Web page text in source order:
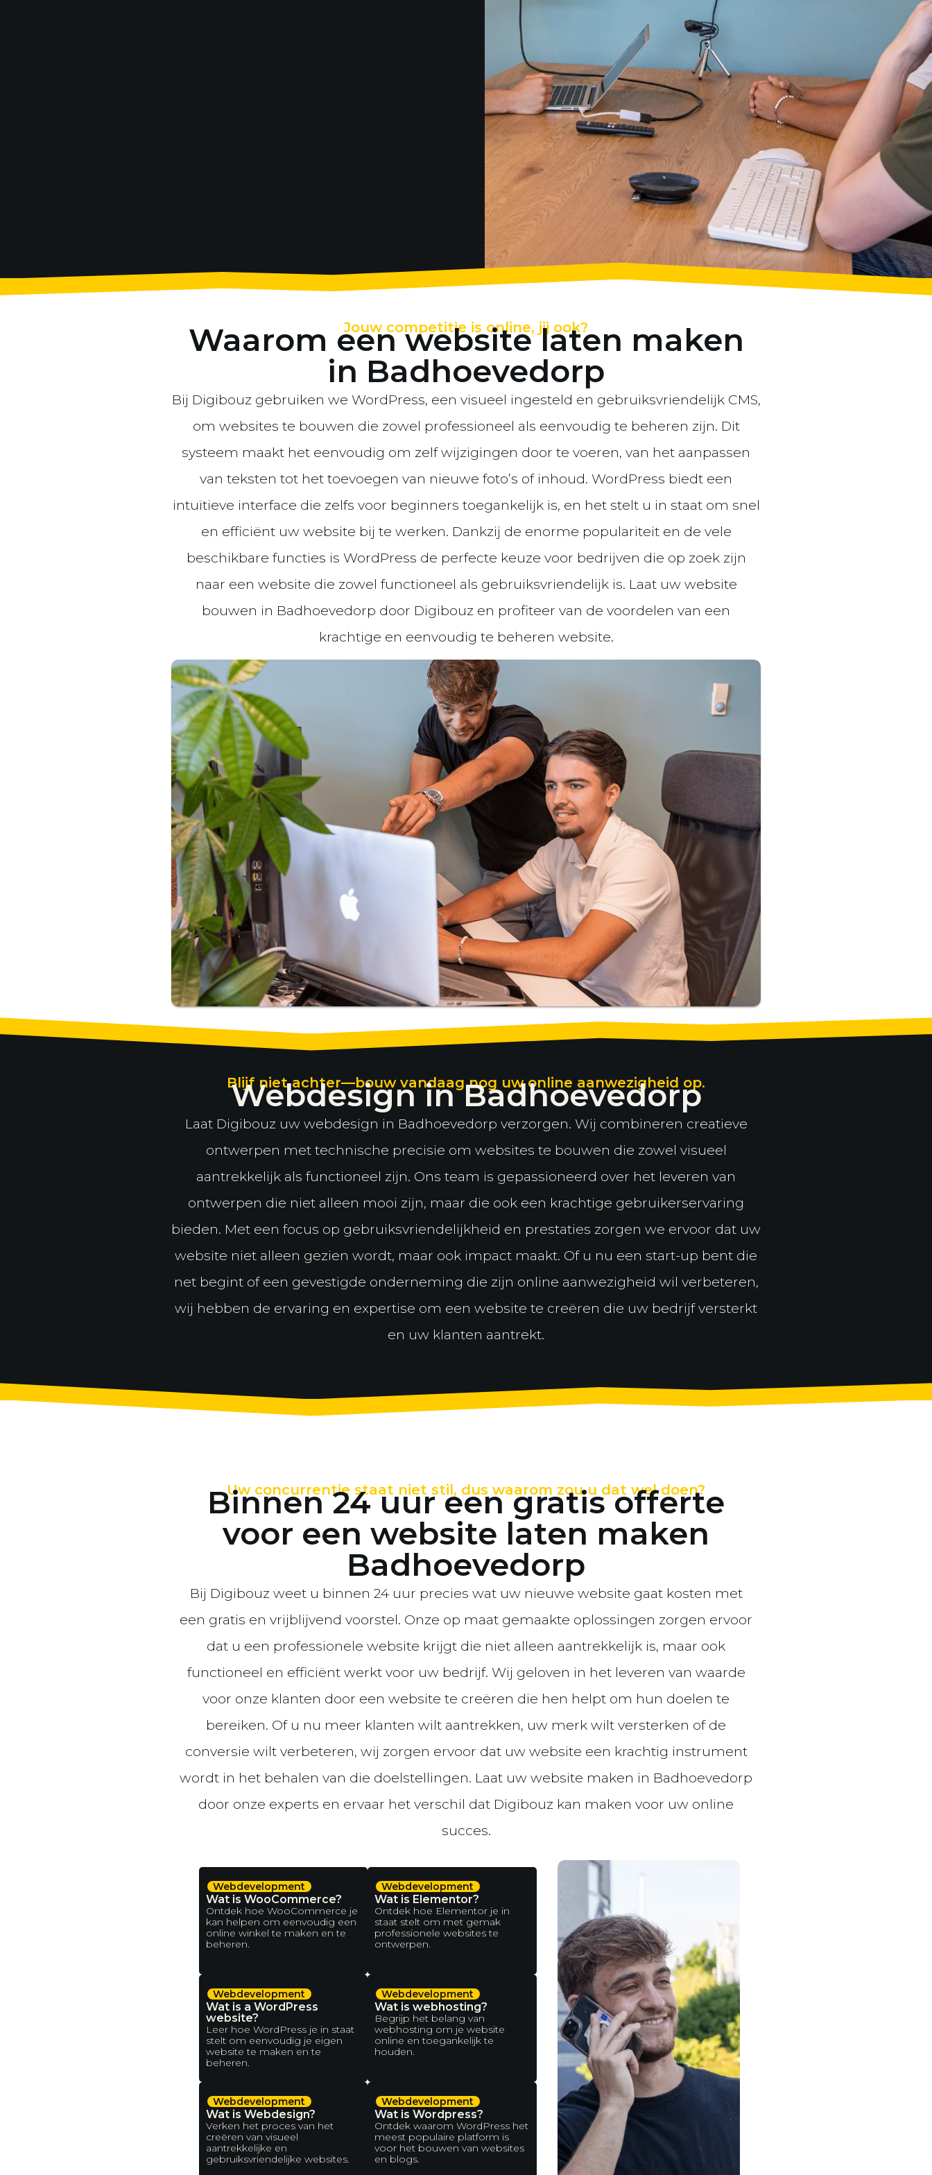
Jouw competitie is online, jij ook?
Waarom een website laten maken
in Badhoevedorp
Bij Digibouz gebruiken we WordPress, een visueel ingesteld en gebruiksvriendelijk CMS,
om websites te bouwen die zowel professioneel als eenvoudig te beheren zijn. Dit
systeem maakt het eenvoudig om zelf wijzigingen door te voeren, van het aanpassen
van teksten tot het toevoegen van nieuwe foto’s of inhoud. WordPress biedt een
intuïtieve interface die zelfs voor beginners toegankelijk is, en het stelt u in staat om snel
en efficiënt uw website bij te werken. Dankzij de enorme populariteit en de vele
beschikbare functies is WordPress de perfecte keuze voor bedrijven die op zoek zijn
naar een website die zowel functioneel als gebruiksvriendelijk is. Laat uw website
bouwen in Badhoevedorp door Digibouz en profiteer van de voordelen van een
krachtige en eenvoudig te beheren website.
Blijf niet achter—bouw vandaag nog uw online aanwezigheid op.
Webdesign in Badhoevedorp
Laat Digibouz uw webdesign in Badhoevedorp verzorgen. Wij combineren creatieve
ontwerpen met technische precisie om websites te bouwen die zowel visueel
aantrekkelijk als functioneel zijn. Ons team is gepassioneerd over het leveren van
ontwerpen die niet alleen mooi zijn, maar die ook een krachtige gebruikerservaring
bieden. Met een focus op gebruiksvriendelijkheid en prestaties zorgen we ervoor dat uw
website niet alleen gezien wordt, maar ook impact maakt. Of u nu een start-up bent die
net begint of een gevestigde onderneming die zijn online aanwezigheid wil verbeteren,
wij hebben de ervaring en expertise om een website te creëren die uw bedrijf versterkt
en uw klanten aantrekt.
Uw concurrentie staat niet stil, dus waarom zou u dat wel doen?
Binnen 24 uur een gratis offerte
voor een website laten maken
Badhoevedorp
Bij Digibouz weet u binnen 24 uur precies wat uw nieuwe website gaat kosten met
een gratis en vrijblijvend voorstel. Onze op maat gemaakte oplossingen zorgen ervoor
dat u een professionele website krijgt die niet alleen aantrekkelijk is, maar ook
functioneel en efficiënt werkt voor uw bedrijf. Wij geloven in het leveren van waarde
voor onze klanten door een website te creëren die hen helpt om hun doelen te
bereiken. Of u nu meer klanten wilt aantrekken, uw merk wilt versterken of de
conversie wilt verbeteren, wij zorgen ervoor dat uw website een krachtig instrument
wordt in het behalen van die doelstellingen. Laat uw website maken in Badhoevedorp
door onze experts en ervaar het verschil dat Digibouz kan maken voor uw online
succes.
Webdevelopment
Wat is WooCommerce?
Ontdek hoe WooCommerce je
kan helpen om eenvoudig een
online winkel te maken en te
beheren.
Webdevelopment
Wat is Elementor?
Ontdek hoe Elementor je in
staat stelt om met gemak
professionele websites te
ontwerpen.
Webdevelopment
Wat is a WordPress
website?
Leer hoe WordPress je in staat
stelt om eenvoudig je eigen
website te maken en te
beheren.
Webdevelopment
Wat is webhosting?
Begrijp het belang van
webhosting om je website
online en toegankelijk te
houden.
Webdevelopment
Wat is Webdesign?
Verken het proces van het
creëren van visueel
aantrekkelijke en
gebruiksvriendelijke websites.
Webdevelopment
Wat is Wordpress?
Ontdek waarom WordPress het
meest populaire platform is
voor het bouwen van websites
en blogs.